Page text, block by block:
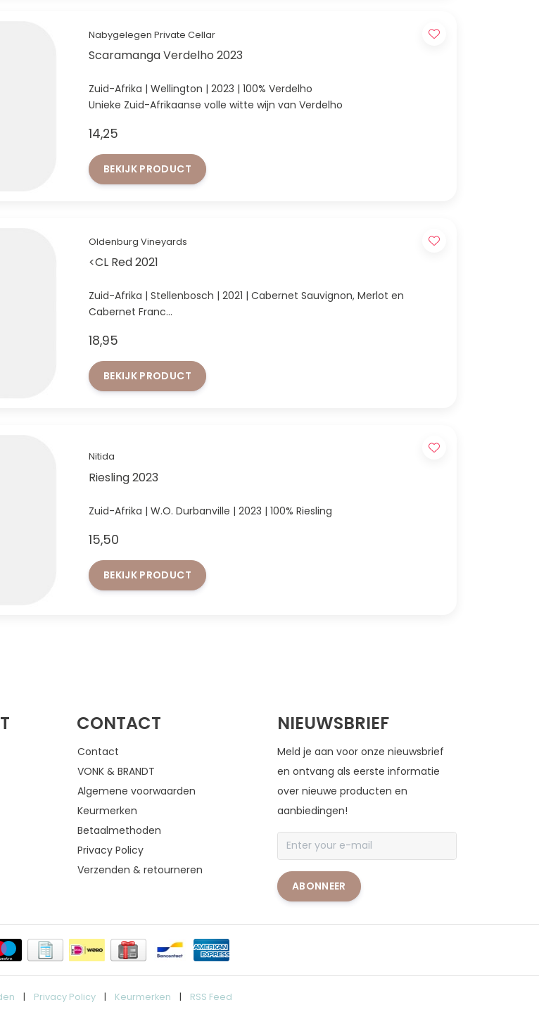
Nabygelegen Private Cellar
Scaramanga Verdelho 2023
Zuid-Afrika | Wellington | 2023 | 100% Verdelho
Unieke Zuid-Afrikaanse volle witte wijn van Verdelho
14,25
BEKIJK PRODUCT
Oldenburg Vineyards
<CL Red 2021
Zuid-Afrika | Stellenbosch | 2021 | Cabernet Sauvignon, Merlot en
Cabernet Franc
18,95
BEKIJK PRODUCT
Nitida
Riesling 2023
Zuid-Afrika | W.O. Durbanville | 2023 | 100% Riesling
15,50
BEKIJK PRODUCT
CONTACT
Contact
VONK & BRANDT
Algemene voorwaarden
Keurmerken
Betaalmethoden
Privacy Policy
Verzenden & retourneren
NIEUWSBRIEF
Meld je aan voor onze nieuwsbrief
en ontvang als eerste informatie
over nieuwe producten en
aanbiedingen!
ABONNEER
| Privacy Policy | Keurmerken | RSS Feed